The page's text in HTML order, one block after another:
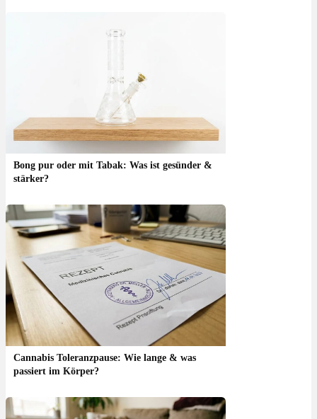
Bong pur oder mit Tabak: Was ist gesünder &
stärker?
Cannabis Toleranzpause: Wie lange & was
passiert im Körper?